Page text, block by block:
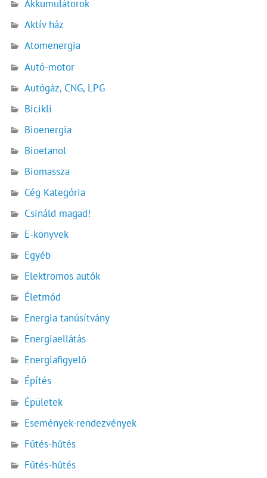
Akkumulátorok
Aktív ház
Atomenergia
Autó-motor
Autógáz, CNG, LPG
Bicikli
Bioenergia
Bioetanol
Biomassza
Cég Kategória
Csináld magad!
E-könyvek
Egyéb
Elektromos autók
Életmód
Energia tanúsítvány
Energiaellátás
Energiafigyelő
Építés
Épületek
Események-rendezvények
Fűtés-hűtés
Fűtés-hűtés